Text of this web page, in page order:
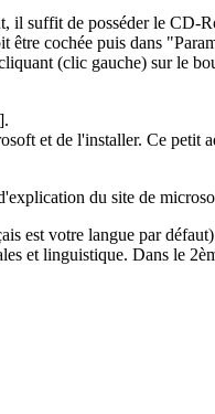
suffit de posséder le
cochée puis dans
(clic gauche) sur
et de l'installer. Ce petit
du site de
est votre langue par
et linguistique. Dans le